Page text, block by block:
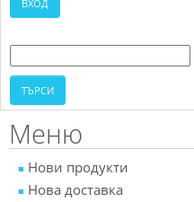
Меню
Нови продукти
Нова доставка